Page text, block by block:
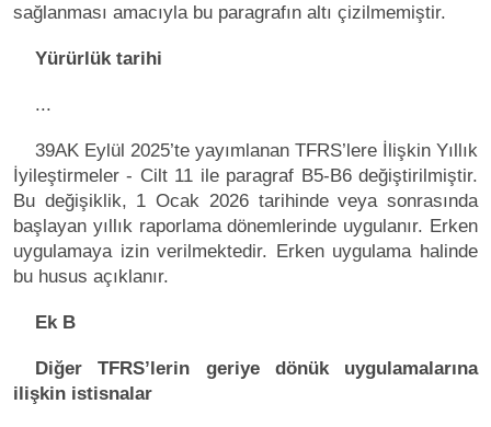
sağlanması amacıyla bu paragrafın altı çizilmemiştir.
Yürürlük tarihi
...
39AK Eylül 2025’te yayımlanan TFRS’lere İlişkin Yıllık
İyileştirmeler - Cilt 11 ile paragraf B5-B6 değiştirilmiştir.
Bu değişiklik, 1 Ocak 2026 tarihinde veya sonrasında
başlayan yıllık raporlama dönemlerinde uygulanır. Erken
uygulamaya izin verilmektedir. Erken uygulama halinde
bu husus açıklanır.
Ek B
Diğer TFRS’lerin geriye dönük uygulamalarına
ilişkin istisnalar